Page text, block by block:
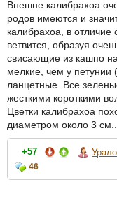
Внешне калибрахоа
родов имеются и
калибрахоа, в отличие
ветвится, образуя
свисающие из кашпо
мелкие, чем у
ланцетные. Все
жесткими короткими
Цветки калибрахоа
диаметром около 3 см...
+57
46